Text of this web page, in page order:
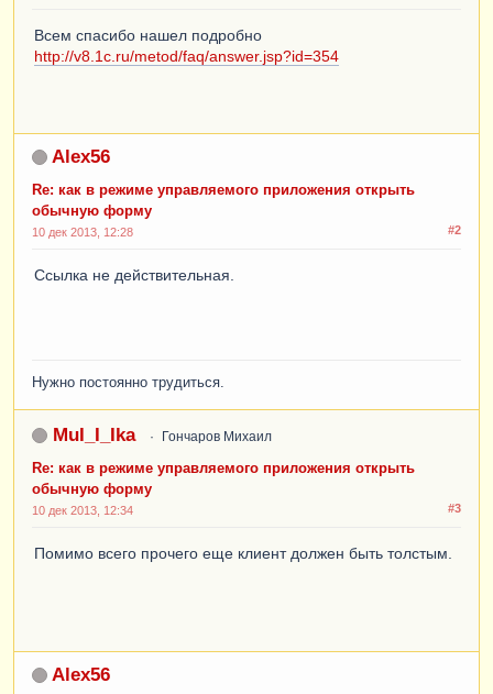
Всем спасибо нашел подробно
http://v8.1c.ru/metod/faq/answer.jsp?id=354
Alex56
Re: как в режиме управляемого приложения открыть
обычную форму
#2
10 дек 2013, 12:28
Ссылка не действительная.
Нужно постоянно трудиться.
MuI_I_Ika Гончаров Михаил
Re: как в режиме управляемого приложения открыть
обычную форму
#3
10 дек 2013, 12:34
Помимо всего прочего еще клиент должен быть толстым.
Alex56